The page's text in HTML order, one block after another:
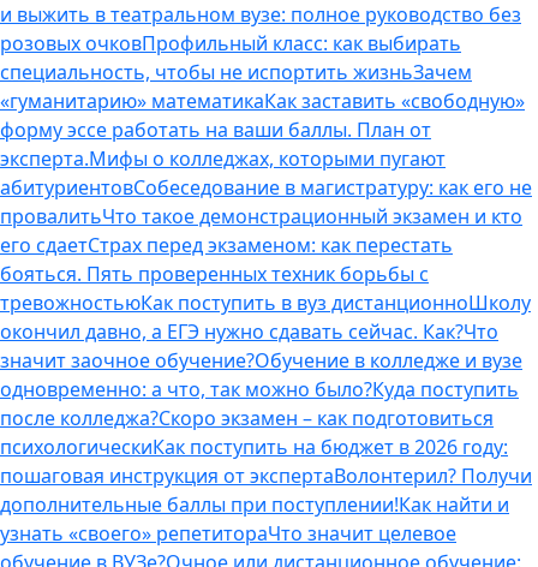
и выжить в театральном вузе: полное руководство без
розовых очковПрофильный класс: как выбирать
специальность, чтобы не испортить жизньЗачем
«гуманитарию» математикаКак заставить «свободную»
форму эссе работать на ваши баллы. План от
эксперта.Мифы о колледжах, которыми пугают
абитуриентовСобеседование в магистратуру: как его не
провалитьЧто такое демонстрационный экзамен и кто
его сдаетСтрах перед экзаменом: как перестать
бояться. Пять проверенных техник борьбы с
тревожностьюКак поступить в вуз дистанционноШколу
окончил давно, а ЕГЭ нужно сдавать сейчас. Как?Что
значит заочное обучение?Обучение в колледже и вузе
одновременно: а что, так можно было?Куда поступить
после колледжа?Скоро экзамен – как подготовиться
психологическиКак поступить на бюджет в 2026 году:
пошаговая инструкция от экспертаВолонтерил? Получи
дополнительные баллы при поступлении!Как найти и
узнать «своего» репетитораЧто значит целевое